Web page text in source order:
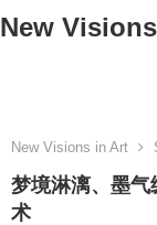
New
New Visions in Art
梦境淋漓、墨
术